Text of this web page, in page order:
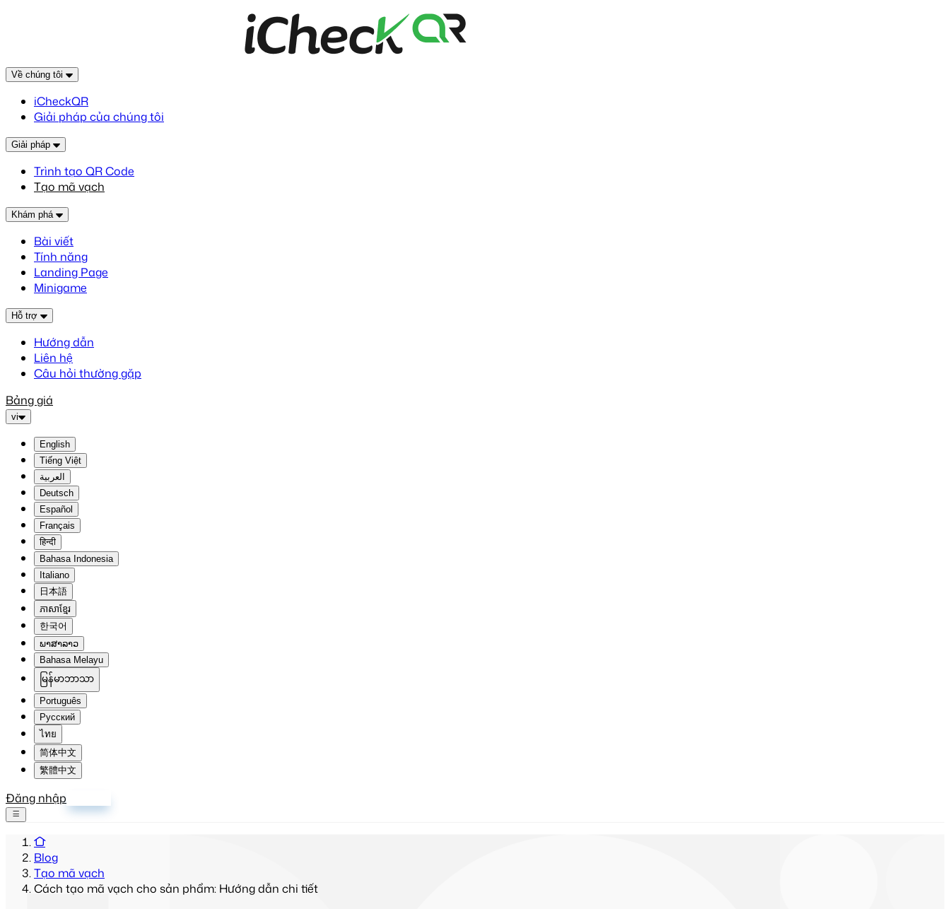
Về chúng tôi
iCheckQR
Giải pháp của chúng tôi
Giải pháp
Trình tạo QR Code
Tạo mã vạch
Khám phá
Bài viết
Tính năng
Landing Page
Minigame
Hỗ trợ
Hướng dẫn
Liên hệ
Câu hỏi thường gặp
Bảng giá
vi
English
Tiếng Việt
العربية
Deutsch
Español
Français
हिन्दी
Bahasa Indonesia
Italiano
日本語
ភាសាខ្មែរ
한국어
ພາສາລາວ
Bahasa Melayu
မြန်မာဘာသာ
Português
Русский
ไทย
简体中文
繁體中文
Đăng nhập
Blog
Tạo mã vạch
Cách tạo mã vạch cho sản phẩm: Hướng dẫn chi tiết